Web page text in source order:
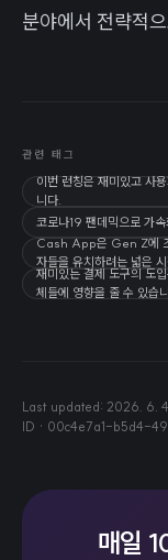
분야에서 전략적
관련 태그
이번 런칭은 재미있고 사
니다.
코로나19 팬데믹으로 가
Cash App은 Gen Z에 초
자들을 유치하려는 넓은
재미있는 결제 도구의 도
체들에 영향을 줄 수 있습
Last updated: 2026. 6.
ID · 00c4e7a1-b5d4-
매일